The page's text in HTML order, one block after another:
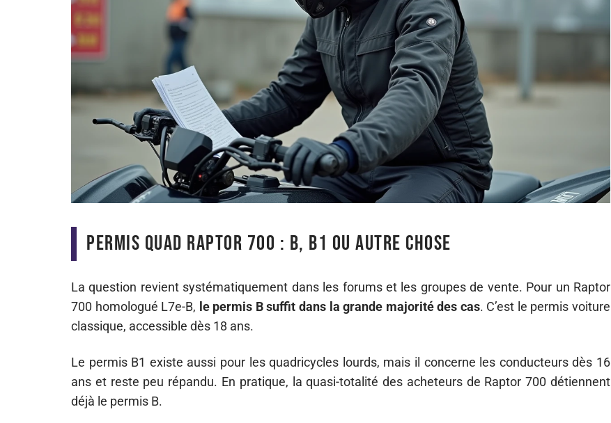
Permis quad Raptor 700 : B, B1 ou autre chose
La question revient systématiquement dans les forums et les groupes de vente. Pour un Raptor
700 homologué L7e-B, le permis B suffit dans la grande majorité des cas. C’est le permis voiture
classique, accessible dès 18 ans.
Le permis B1 existe aussi pour les quadricycles lourds, mais il concerne les conducteurs dès 16
ans et reste peu répandu. En pratique, la quasi-totalité des acheteurs de Raptor 700 détiennent
déjà le permis B.